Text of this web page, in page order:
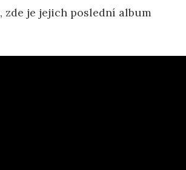
, zde je jejich poslední album